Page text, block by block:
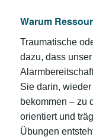
Warum
Traumatische
dazu, dass
Sie darin,
bekommen – zu
orientiert und
Übungen